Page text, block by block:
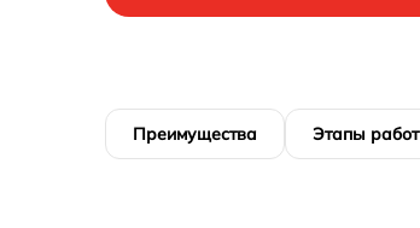
Преимущества Этапы работ